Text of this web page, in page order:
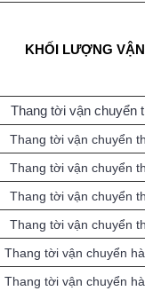
KHỐI LƯỢNG
Thang tời vận chuyển
Thang tời vận chuyển
Thang tời vận chuyển
Thang tời vận chuyển
Thang tời vận chuyển
Thang tời vận chuyển
Thang tời vận chuyển